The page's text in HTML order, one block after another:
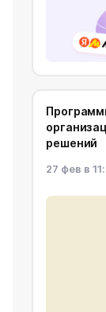
решений
27 фев в